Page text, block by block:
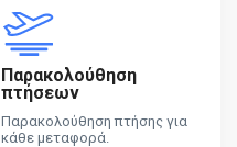
Παρακολούθηση
πτήσεων
Παρακολούθηση πτήσης για
κάθε μεταφορά.